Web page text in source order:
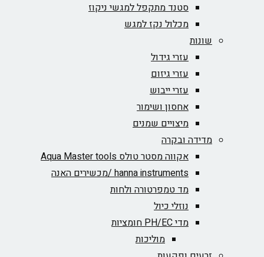
סטנד מתקפל למגשי ניקוז
מכלול נקז למגש
שונות
עזרי גידול
עזרי גיזום
עזרי ייבוש
אחסון ושימור
מיצויים שמנים
מדידה ובקרה
אקווה מסטר טולס Aqua Master tools
hanna instruments /מכשירים האנה
מד טמפרטורה ולחות
נוזלי כיול
מדי PH/EC חומציות
מוליכות